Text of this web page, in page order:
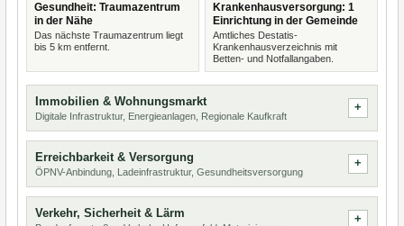
Gesundheit: Traumazentrum
in der Nähe
Das nächste Traumazentrum liegt
bis 5 km entfernt.
Krankenhausversorgung: 1
Einrichtung in der Gemeinde
Amtliches Destatis-
Krankenhausverzeichnis mit
Betten- und Notfallangaben.
Immobilien & Wohnungsmarkt
Digitale Infrastruktur, Energieanlagen, Regionale Kaufkraft
Erreichbarkeit & Versorgung
ÖPNV-Anbindung, Ladeinfrastruktur, Gesundheitsversorgung
Verkehr, Sicherheit & Lärm